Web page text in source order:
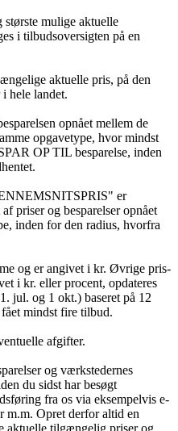
største mulige aktuelle
i tilbudsoversigten på en
aktuelle pris, på den
hele landet.
opnået mellem de
opgavetype, hvor mindst
OP TIL besparelse, inden
er
priser og besparelser opnået
inden for den radius, hvorfra
og er angivet i kr. Øvrige pris-
i kr. eller procent, opdateres
jul. og 1 okt.) baseret på 12
mindst fire tilbud.
afgifter.
og værkstedernes
du sidst har besøgt
fra os via eksempelvis e-
m.m. Opret derfor altid en
aktuelle tilgængelig priser og